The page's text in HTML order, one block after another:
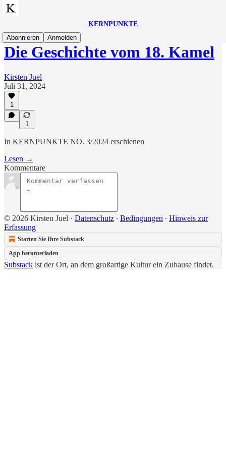
KERNPUNKTE
Abonnieren
Anmelden
Die Geschichte vom 18. Kamel
Kirsten Juel
Juli 31, 2024
1
1
In KERNPUNKTE NO. 3/2024 erschienen
Lesen →
Kommentare
© 2026 Kirsten Juel · Datenschutz ∙ Bedingungen ∙ Hinweis zur
Erfassung
Starten Sie Ihre Substack
App herunterladen
Substack ist der Ort, an dem großartige Kultur ein Zuhause findet.